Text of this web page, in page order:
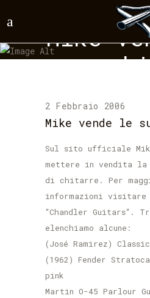
Mike
sue
2 Febbraio 2006
Mike vende le
Sul sito ufficiale
mettere in vendita la
di chitarre. Per
informazioni
“Chandler Guitars“.
elenchiamo alcune:
(José Ramirez)
(1962) Fender
pink
Martin O-45 Parlour